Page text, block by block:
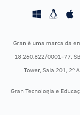
Concursos Fiscais
Concursos Saúde
Residência
Gran é uma marca da
18.260.822/0001-77,
Tower, Sala 201, 2º
Gran Tecnologia e